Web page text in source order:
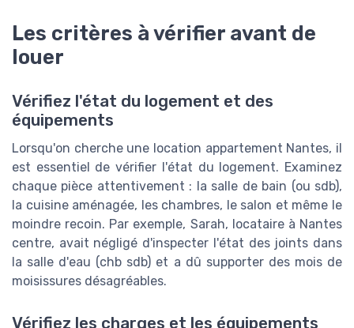
Les critères à vérifier avant de
louer
Vérifiez l'état du logement et des
équipements
Lorsqu'on cherche une location appartement Nantes, il
est essentiel de vérifier l'état du logement. Examinez
chaque pièce attentivement : la salle de bain (ou sdb),
la cuisine aménagée, les chambres, le salon et même le
moindre recoin. Par exemple, Sarah, locataire à Nantes
centre, avait négligé d'inspecter l'état des joints dans
la salle d'eau (chb sdb) et a dû supporter des mois de
moisissures désagréables.
Vérifiez les charges et les équipements